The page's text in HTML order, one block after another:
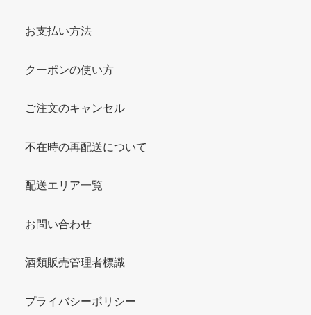
お支払い方法
クーポンの使い方
ご注文のキャンセル
不在時の再配送について
配送エリア一覧
お問い合わせ
酒類販売管理者標識
プライバシーポリシー